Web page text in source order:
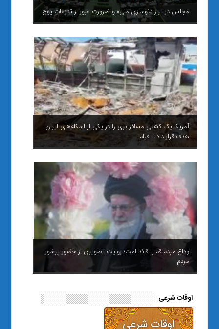
مجلس در ترازِ «نوسازیِ ملی» و ضرورتِ عبور از تنازعاتِ پوچ
آمریکا یک کشتی مسافر بری را در یکی از اسکله‌های ایران
هدف قرار داد + فیلم
وداع مردم قم با قائد امت؛ روایت تصویری از حضور پرشور
مردم
اوقات شرعی